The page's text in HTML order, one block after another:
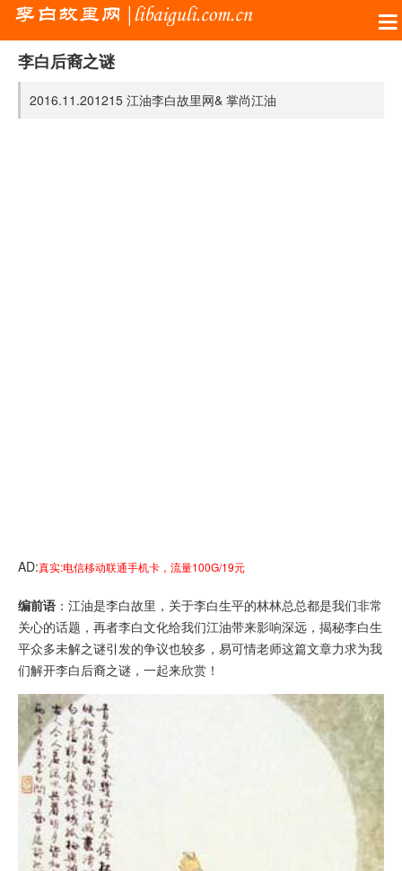
李白后裔之谜
2016.11.201215 江油李白故里网& 掌尚江油
AD:真实:电信移动联通手机卡，流量100G/19元
编前语 ： 江油是李白故里，关于李白生平的林林总总都是我们非常
关心的话题，再者李白文化给我们江油带来影响深远，揭秘李白生
平众多未解之谜引发的争议也较多，易可情老师这篇文章力求为我
们解开李白后裔之谜，一起来欣赏！